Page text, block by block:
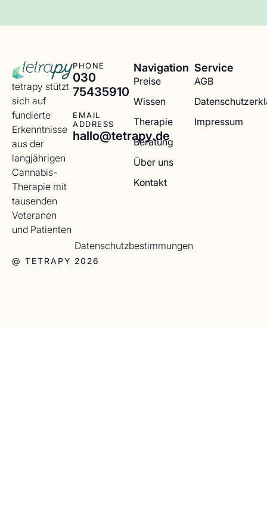
tetrapy stützt
sich auf
fundierte
Erkenntnisse
aus der
langjährigen
Cannabis-
Therapie mit
tausenden
Veteranen
und Patienten
PHONE
030
75435910
EMAIL
ADDRESS
hallo@tetrapy.de
Navigation
Preise
Wissen
Therapie
Beratung
Über uns
Kontakt
Service
AGB
Impressum
@ TETRAPY 2026
Datenschutzbestimmungen